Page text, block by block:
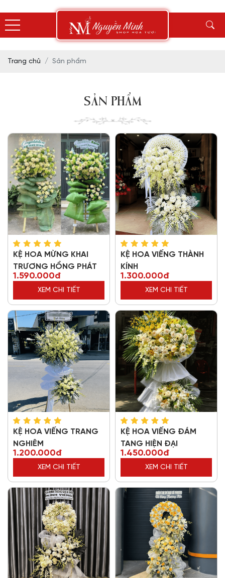
Trang chủ Sản phẩm
SẢN PHẨM
KỆ HOA MỪNG KHAI
TRƯƠNG HỒNG PHÁT
1.590.000đ
XEM CHI TIẾT
KỆ HOA VIẾNG THÀNH
KÍNH
1.300.000đ
XEM CHI TIẾT
KỆ HOA VIẾNG TRANG
NGHIÊM
1.200.000đ
XEM CHI TIẾT
KỆ HOA VIẾNG ĐÁM
TANG HIỆN ĐẠI
1.450.000đ
XEM CHI TIẾT